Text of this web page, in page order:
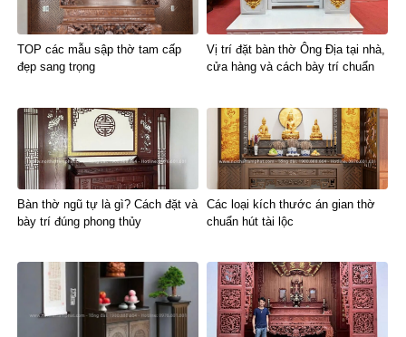
TOP các mẫu sập thờ tam cấp
đẹp sang trọng
Vị trí đặt bàn thờ Ông Địa tại nhà,
cửa hàng và cách bày trí chuẩn
Bàn thờ ngũ tự là gì? Cách đặt và
bày trí đúng phong thủy
Các loại kích thước án gian thờ
chuẩn hút tài lộc